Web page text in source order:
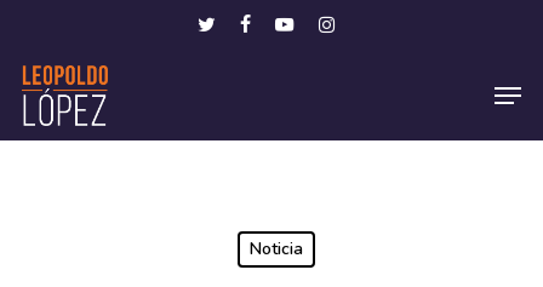
main
content
twitterfacebookyoutubeinstagram
Noticia